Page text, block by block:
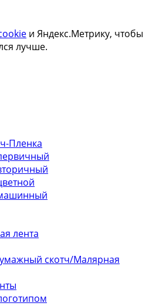
и Яндекс.Метрику, чтобы
лучше.
Пленка
лента
скотч/Малярная